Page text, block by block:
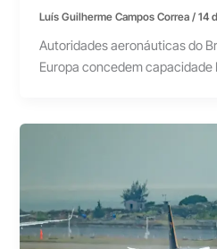
Luís Guilherme Campos Correa/14
Autoridades aeronáuticas do
Europa concedem capacidade